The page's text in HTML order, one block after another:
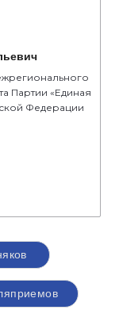
Партии «Единая
Федерации